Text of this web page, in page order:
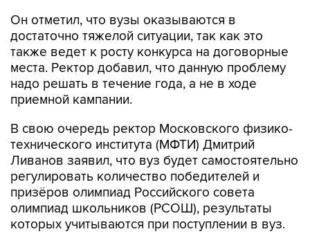
Он отметил, что вузы оказываются в
достаточно тяжелой ситуации, так как это
также ведет к росту конкурса на договорные
места. Ректор добавил, что данную проблему
надо решать в течение года, а не в ходе
приемной кампании.
В свою очередь ректор Московского физико-
технического института (МФТИ) Дмитрий
Ливанов заявил, что вуз будет самостоятельно
регулировать количество победителей и
призёров олимпиад Российского совета
олимпиад школьников (РСОШ), результаты
которых учитываются при поступлении в вуз.